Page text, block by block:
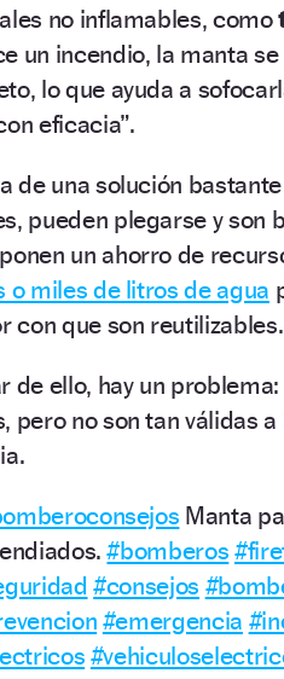
no inflamables, como
un incendio, la manta
lo que ayuda a
eficacia”.
de una solución
pueden plegarse y son
un ahorro de
o miles de litros de agua
con que son reutilizables.
de ello, hay un
pero no son tan válidas
Manta
#bomberos
#consejos
#emergencia